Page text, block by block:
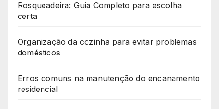
Rosqueadeira: Guia Completo para escolha
certa
Organização da cozinha para evitar problemas
domésticos
Erros comuns na manutenção do encanamento
residencial